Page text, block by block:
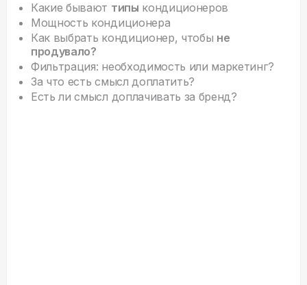
Какие бывают типы кондиционеров
Мощность кондиционера
Как выбрать кондиционер, чтобы не
продувало?
Фильтрация: необходимость или маркетинг?
За что есть смысл доплатить?
Есть ли смысл доплачивать за бренд?